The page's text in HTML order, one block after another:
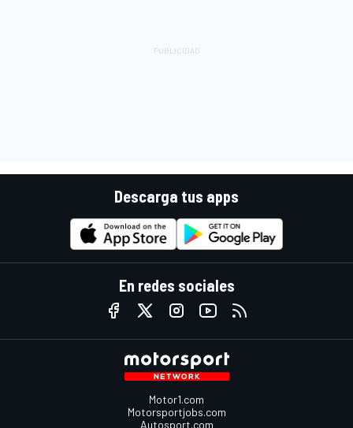
Descarga tus apps
En redes sociales
Motor1.com
Motorsportjobs.com
Autosport.com